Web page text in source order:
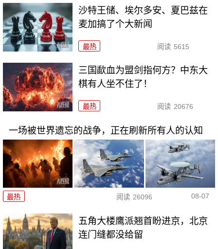
沙特王储、埃尔多安、夏巴兹在
麦加搞了个大新闻
最热 阅读 5615
三国歃血为盟剑指何方？中东大
棋有人坐不住了！
最热 阅读 20676
一场被世界遗忘的战争，正在刷新所有人的认知
最热 阅读 26096 08-07
五角大楼鹰派翘首盼进京，北京
连门缝都没给留